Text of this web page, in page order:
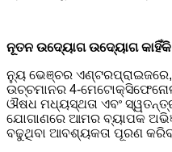
ନୂତନ ଉଦ୍ୟୋଗ ଉଦ୍ୟୋଗ କାହିଁକି
ନ୍ୟୁ ଭେଞ୍ଚର
ଉଚ୍ଚମାନର 4-
ଔଷଧ ମଧ୍ୟସ୍ଥତା ଏବଂ
ଯୋଗାଣରେ ଆମର ବ୍ୟାପକ
ବଢୁଥିବା ଆବଶ୍ୟକତା ପୂରଣ